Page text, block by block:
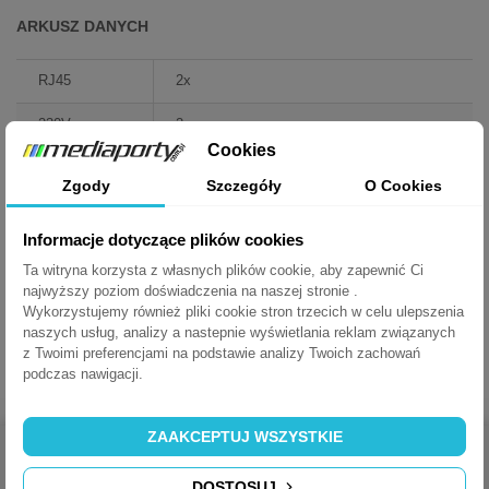
ARKUSZ DANYCH
RJ45 2x
230V 2x
POBIERZ
CONI - Instrukcja
POBIERZ (506.7K)
Cookies
Zgody Szczegóły O Cookies
Informacje dotyczące plików cookies
Ta witryna korzysta z własnych plików cookie, aby zapewnić Ci
najwyższy poziom doświadczenia na naszej stronie .
Wykorzystujemy również pliki cookie stron trzecich w celu ulepszenia
naszych usług, analizy a nastepnie wyświetlania reklam związanych
z Twoimi preferencjami na podstawie analizy Twoich zachowań
podczas nawigacji.
ZAAKCEPTUJ WSZYSTKIE